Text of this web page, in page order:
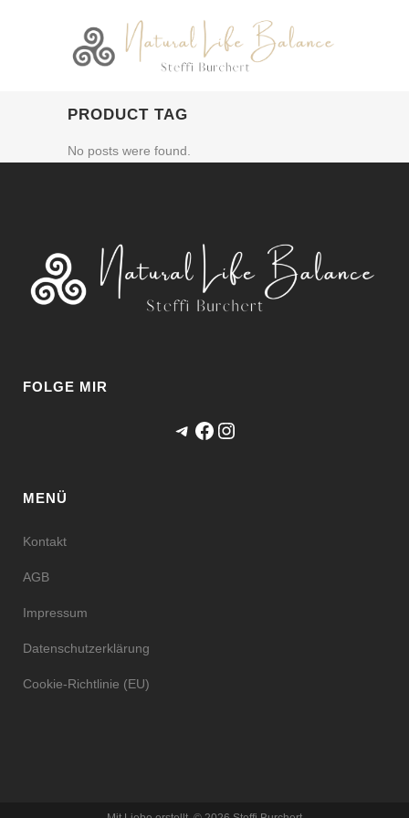
PRODUCT TAG
No posts were found.
FOLGE MIR
Telegram
Facebook
Instagram
MENÜ
Kontakt
AGB
Impressum
Datenschutzerklärung
Cookie-Richtlinie (EU)